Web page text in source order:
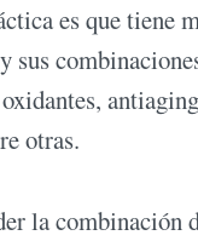
es que tiene
sus
otras.
la combinación